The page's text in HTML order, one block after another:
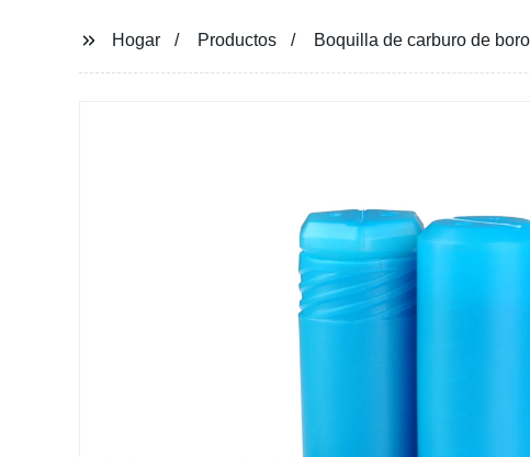
Hogar Productos Boquilla de carburo de